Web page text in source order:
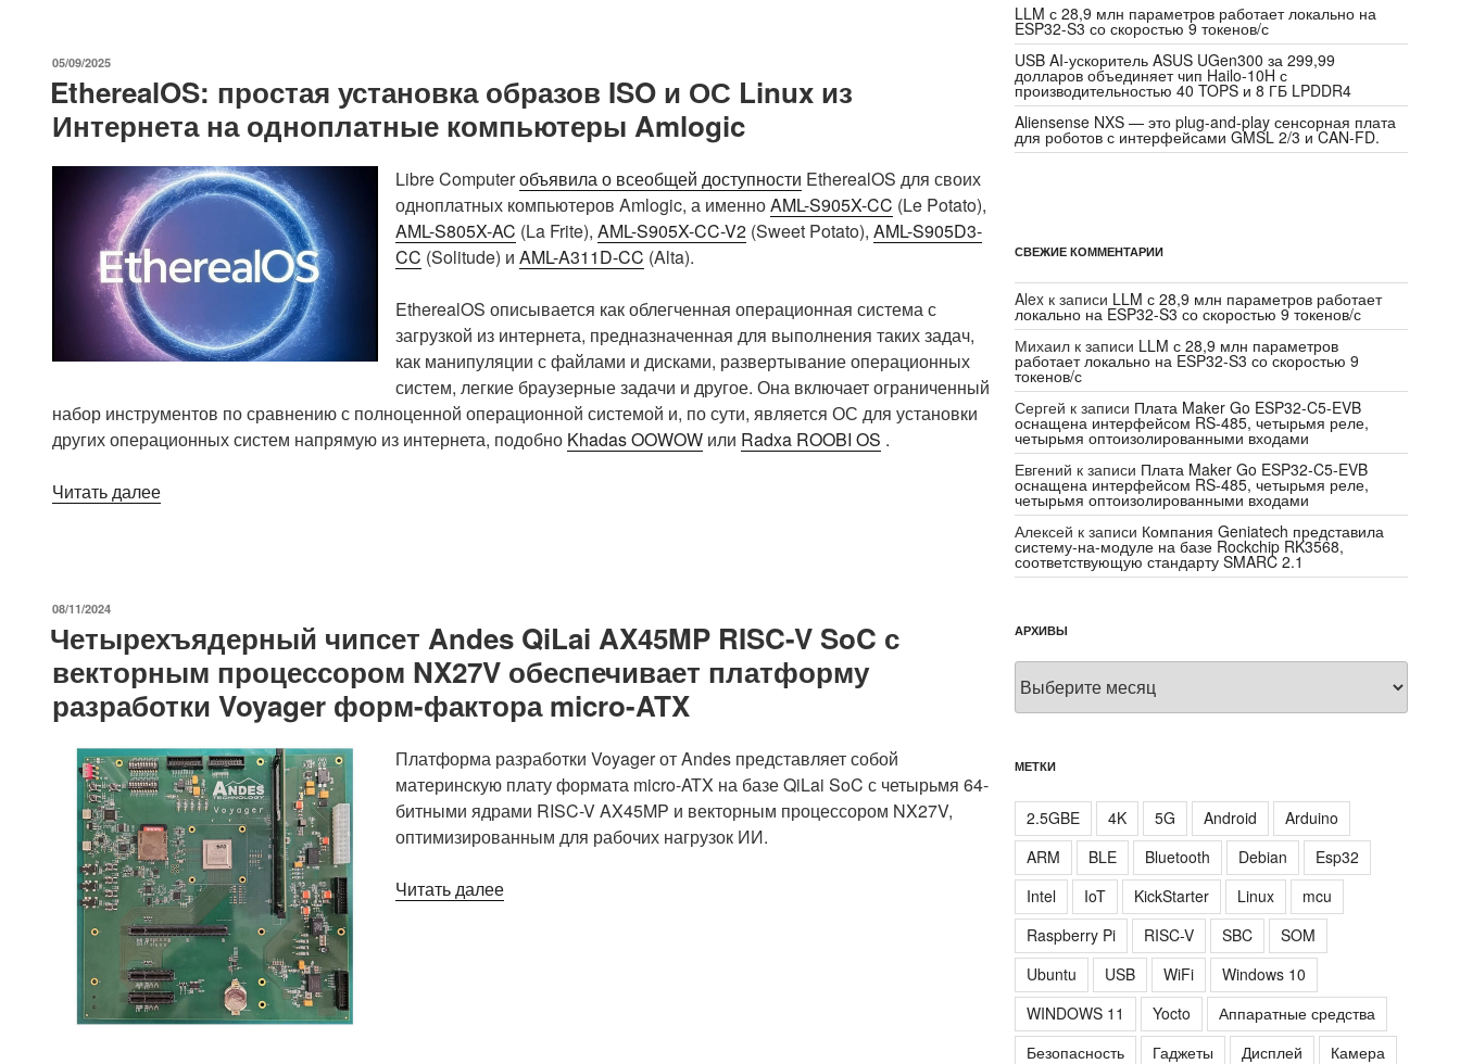
Linux
6.18
ОПУБЛИКОВАНО
05/09/2025
EtherealOS: простая установка образов ISO и ОС Linux из
Интернета на одноплатные компьютеры Amlogic
Libre Computerобъявила о всеобщей доступности EtherealOS для своих
одноплатных компьютеров Amlogic, а именноAML-S905X-CC (Le Potato),
AML-S805X-AC (La Frite), AML-S905X-CC-V2 (Sweet Potato), AML-S905D3-
CC (Solitude) и AML-A311D-CC (Alta).
EtherealOS описывается как облегченная операционная система с
загрузкой из интернета, предназначенная для выполнения таких задач,
как манипуляции с файлами и дисками, развертывание операционных
систем, легкие браузерные задачи и другое. Она включает ограниченный
набор инструментов по сравнению с полноценной операционной системой и, по сути, является ОС для установки
других операционных систем напрямую из интернета, подобно Khadas OOWOW или Radxa ROOBI OS .
Читать далее«EtherealOS:
ОС
Linux
из
Интернета
на
одноплатные
компьютеры
Amlogic»
ОПУБЛИКОВАНО
08/11/2024
Четырехъядерный чипсет Andes QiLai AX45MP RISC-V SoC с
векторным процессором NX27V обеспечивает платформу
разработки Voyager форм-фактора micro-ATX
Платформа разработки Voyager от Andes представляет собой
материнскую плату формата micro-ATX на базе QiLai SoC с четырьмя 64-
битными ядрами RISC-V AX45MP и векторным процессором NX27V,
оптимизированным для рабочих нагрузок ИИ.
Читать далее«Четырехъядерный
LLM с 28,9 млн параметров работает локально на
ESP32-S3 со скоростью 9 токенов/с
USB AI-ускоритель ASUS UGen300 за 299,99
долларов объединяет чип Hailo-10H с
производительностью 40 TOPS и 8 ГБ LPDDR4
Aliensense NXS — это plug-and-play сенсорная плата
для роботов с интерфейсами GMSL 2/3 и CAN-FD.
СВЕЖИЕ КОММЕНТАРИИ
Alex к записи LLM с 28,9 млн параметров работает
локально на ESP32-S3 со скоростью 9 токенов/с
Михаил к записи LLM с 28,9 млн параметров
работает локально на ESP32-S3 со скоростью 9
токенов/с
Сергей к записи Плата Maker Go ESP32-C5-EVB
оснащена интерфейсом RS-485, четырьмя реле,
четырьмя оптоизолированными входами
Евгений к записи Плата Maker Go ESP32-C5-EVB
оснащена интерфейсом RS-485, четырьмя реле,
четырьмя оптоизолированными входами
Алексей к записи Компания Geniatech представила
систему-на-модуле на базе Rockchip RK3568,
соответствующую стандарту SMARC 2.1
АРХИВЫ
Архивы
МЕТКИ
2.5GBE 4K 5G Android
Arduino
ARM
BLE Bluetooth Debian
Esp32
Intel
IoT KickStarter Linux
mcu
Raspberry Pi
RISC-V SBC
SOM
Ubuntu
USB WiFi
Windows 10
WINDOWS 11
Yocto
Аппаратные средства
Безопасность
Гаджеты Дисплей
Камера